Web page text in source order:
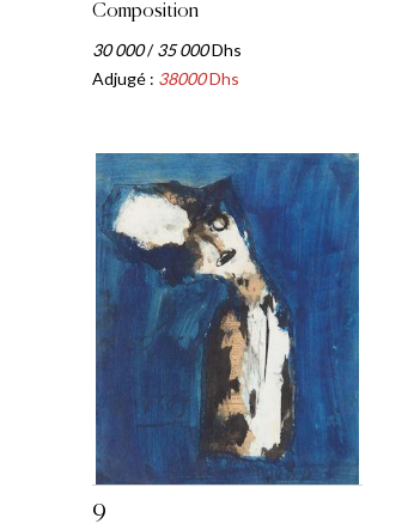
Composition
30 000/35 000Dhs
Adjugé : 38000Dhs
9